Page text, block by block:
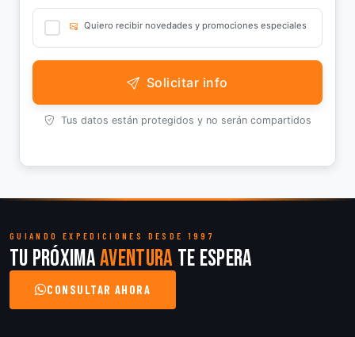
Quiero recibir novedades y promociones especiales
Solicitar info
Tus datos están protegidos y no serán compartidos
GUIANDO EXPEDICIONES DESDE 1997
Tu próximaaventura te espera
CONSULTAR AHORA